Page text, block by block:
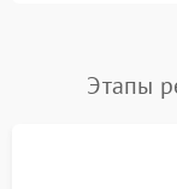
Этапы